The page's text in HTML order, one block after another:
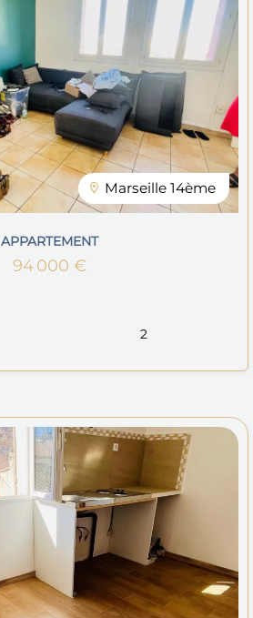
Marseille 14ème
APPARTEMENT
94 000 €
2